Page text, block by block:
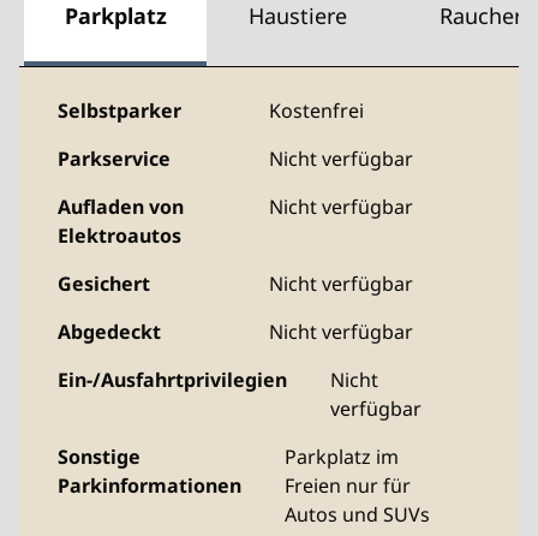
Parkplatz Haustiere Raucher
Selbstparker
Kostenfrei
Parkservice
Nicht verfügbar
Aufladen von
Elektroautos
Nicht verfügbar
Gesichert
Nicht verfügbar
Abgedeckt
Nicht verfügbar
Ein-/Ausfahrtprivilegien
Nicht
verfügbar
Sonstige
Parkinformationen
Parkplatz im
Freien nur für
Autos und SUVs